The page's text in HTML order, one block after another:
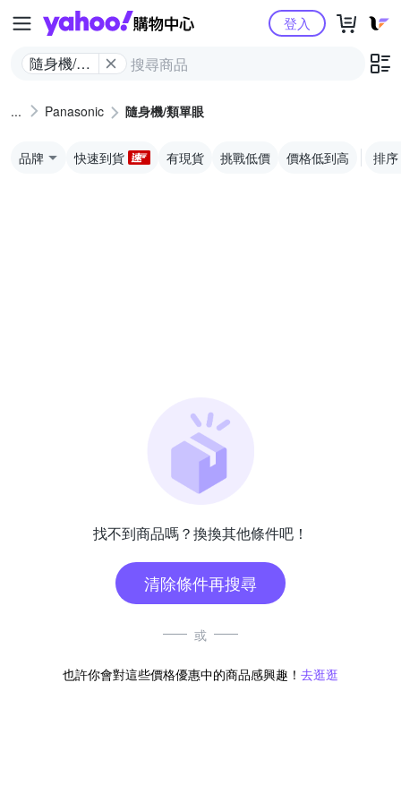
Yahoo購物中心
隨身機/類
登入
Panasonic 隨身機/類單眼
品牌 快速到貨 有現貨 挑戰低價 價格低到高 排序
找不到商品嗎？換換其他條件吧！
清除條件再搜尋
或
也許你會對這些價格優惠中的商品感興趣！ 去逛逛